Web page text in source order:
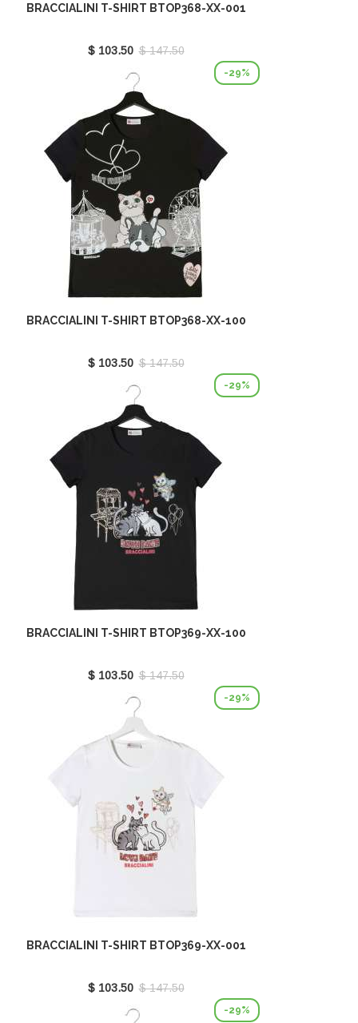
BRACCIALINI T-SHIRT BTOP368-XX-001
$ 103.50 $ 147.50
-29%
BRACCIALINI T-SHIRT BTOP368-XX-100
$ 103.50 $ 147.50
-29%
BRACCIALINI T-SHIRT BTOP369-XX-100
$ 103.50 $ 147.50
-29%
BRACCIALINI T-SHIRT BTOP369-XX-001
$ 103.50 $ 147.50
-29%